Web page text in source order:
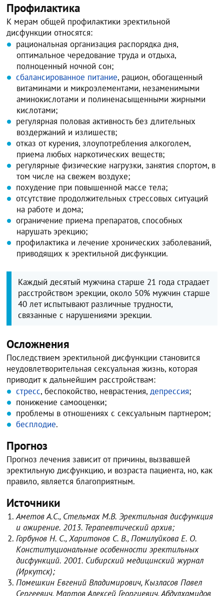
Профилактика
К мерам общей профилактики эректильной
дисфункции относятся:
рациональная организация распорядка дня,
оптимальное чередование труда и отдыха,
полноценный ночной сон;
сбалансированное питание, рацион, обогащенный
витаминами и микроэлементами, незаменимыми
аминокислотами и полиненасыщенными жирными
кислотами;
регулярная половая активность без длительных
воздержаний и излишеств;
отказ от курения, злоупотребления алкоголем,
приема любых наркотических веществ;
регулярные физические нагрузки, занятия спортом, в
том числе на свежем воздухе;
похудение при повышенной массе тела;
отсутствие продолжительных стрессовых ситуаций
на работе и дома;
ограничение приема препаратов, способных
нарушать эрекцию;
профилактика и лечение хронических заболеваний,
приводящих к эректильной дисфункции.
Каждый десятый мужчина старше 21 года страдает
расстройством эрекции, около 50% мужчин старше
40 лет испытывают различные трудности,
связанные с нарушениями эрекции.
Осложнения
Последствием эректильной дисфункции становится
неудовлетворительная сексуальная жизнь, которая
приводит к дальнейшим расстройствам:
стресс, беспокойство, неврастения,депрессия;
понижение самооценки;
проблемы в отношениях с сексуальным партнером;
бесплодие.
Прогноз
Прогноз лечения зависит от причины, вызвавшей
эректильную дисфункцию, и возраста пациента, но, как
правило, является благоприятным.
Источники
Аметов А.С., Стельмах М.В. Эректильная дисфункция
и ожирение. 2013. Терапевтический архив;
Горбунов Н. С., Харитонов C. B., Помилуйкова Е. О.
Конституциональные особенности эректильных
дисфункций. 2001. Сибирский медицинский журнал
(Иркутск);
Помешкин Евгений Владимирович, Кызласов Павел
Сергеевич, Мартов Алексей Георгиевич, Абдулхамидов